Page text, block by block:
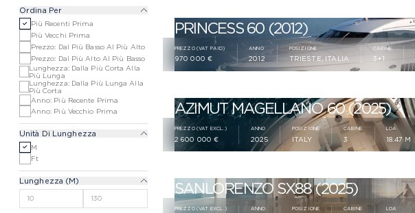
Ordina Per
Più Recenti Prima
Più Vecchi Prima
Prezzo: Dal Più Basso Al Più Alto
Prezzo: Dal Più Alto Al Più Basso
Lunghezza: Dalla Più Corta Alla
Più Lunga
Lunghezza: Dalla Più Lunga Alla
Più Corta
Anno: Più Recente Prima
Anno: Più Vecchio Prima
Unità Di Lunghezza
M
Ft
Lunghezza (M)
PRINCESS 60 (2012)
PREZZO (VAT PAID)
970 000 €
ANNO
2012
POSIZIONE
TRIESTE, ITALIA
CABINE
3+1
AZIMUT MAGELLANO 60 (2025)
PREZZO (VAT EXCL.)
2 600 000 €
ANNO
2025
POSIZIONE
ITALY
CABINE
3
LOA
18.47 M
SANLORENZO SX88 (2025)
PREZZO (VAT EXCL.) ANNO POSIZIONE CABINE LOA